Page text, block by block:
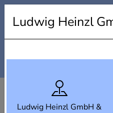
Ludwig Heinzl
Ludwig Heinzl GmbH &